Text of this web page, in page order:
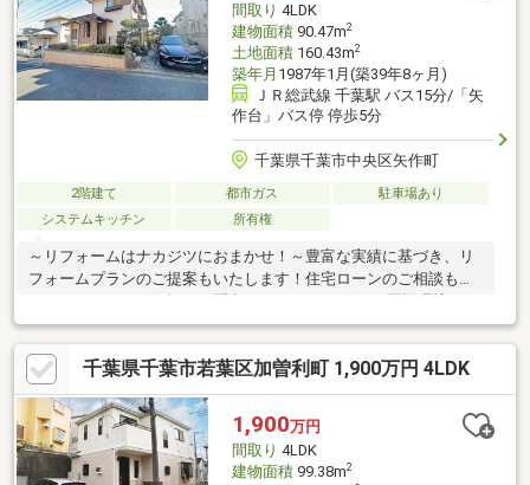
間取り 4LDK
建物面積90.47m2
土地面積160.43m2
築年月 1987年1月(築39年8ヶ月)
ＪＲ総武線 千葉駅 バス15分/「矢
作台」バス停 停歩5分
千葉県千葉市中央区矢作町
2階建て 都市ガス
駐車場あり
システムキッチン
所有権
～リフォームはナカジツにおまかせ！～豊富な実績に基づき、リ
フォームプランのご提案もいたします！住宅ローンのご相談も承
っております！お気軽にお問合せくださいませ☆□■周辺環境■□セ
ブン-イレブン 千葉青葉町店／徒歩約10分／約800ｍオリンピック
千葉東店／徒歩約8分／約600ｍドラッグセイムス 星久喜店／徒歩
約10分／約750ｍ千葉市立青葉病院／徒歩約9分／約650ｍねだ公
園／徒歩約1分／約73ｍ□■交通■□総武線「千葉」駅、バスで約15
分総武線「千葉」駅、車で約12分京成バス「矢作台」停 徒歩約
5分京成電鉄千原線「千葉寺」駅 徒歩約25分
千葉県千葉市若葉区加曽利町 1,900万円 4LDK
1,900万円
間取り 4LDK
建物面積99.38m2